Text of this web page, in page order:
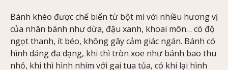
Bánh khéo được chế biến từ bột mì với nhiều hương vị
của nhân bánh như dừa, đậu xanh, khoai môn… có độ
ngọt thanh, ít béo, không gây cảm giác ngán. Bánh có
hình dáng đa dạng, khi thì tròn xoe như bánh bao thu
nhỏ, khi thì hình nhím với gai tua tủa, có khi lại hình